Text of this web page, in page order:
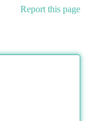
Report this page